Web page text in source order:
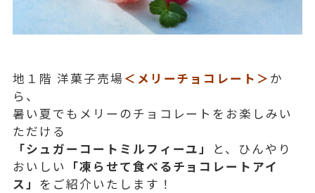
地１階 洋菓子売場 ＜メリーチョコレート＞ か
ら、
暑い夏でもメリーのチョコレートをお楽しみい
ただける
「シュガーコートミルフィーユ」
と、ひんやり
おいしい
「凍らせて食べるチョコレートアイ
ス」 をご紹介いたします！